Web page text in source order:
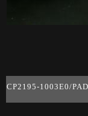
CP2195-1003E0/